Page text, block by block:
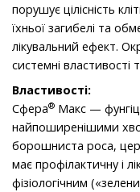
порушує цілісність
їхньої загибелі та
лікувальний ефект.
системні властивості
Властивості:
Cфера® Макс —
найпоширенішими
борошниста роса,
має профілактичну і
фізіологічним